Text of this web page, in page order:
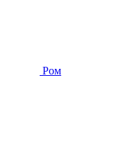
Ром